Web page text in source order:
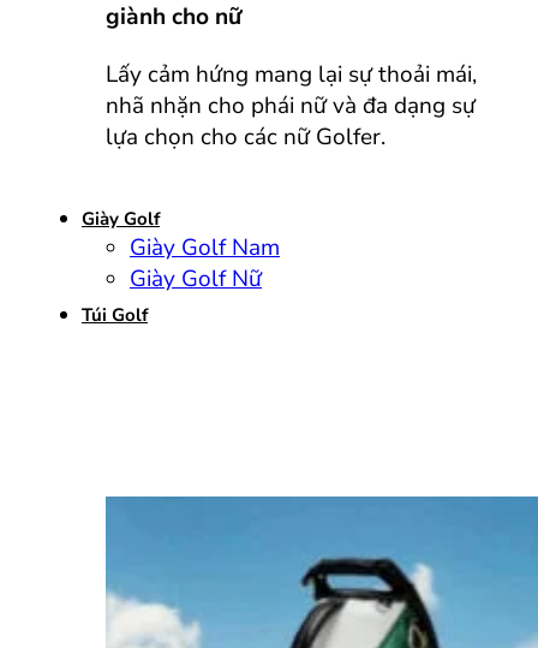
giành cho nữ
Lấy cảm hứng mang lại sự thoải mái,
nhã nhặn cho phái nữ và đa dạng sự
lựa chọn cho các nữ Golfer.
Giày Golf
Giày Golf Nam
Giày Golf Nữ
Túi Golf